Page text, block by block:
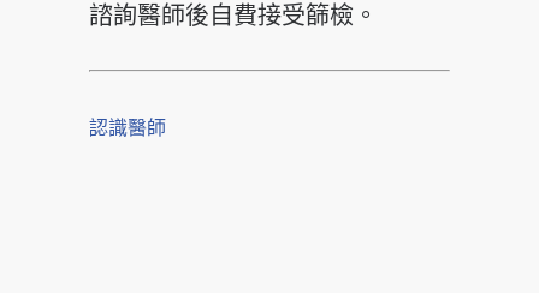
諮詢醫師後自費接受篩檢。
認識醫師